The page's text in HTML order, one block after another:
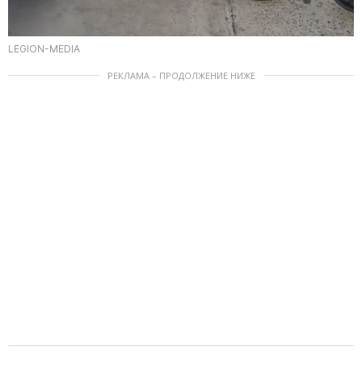
LEGION-MEDIA
РЕКЛАМА – ПРОДОЛЖЕНИЕ НИЖЕ